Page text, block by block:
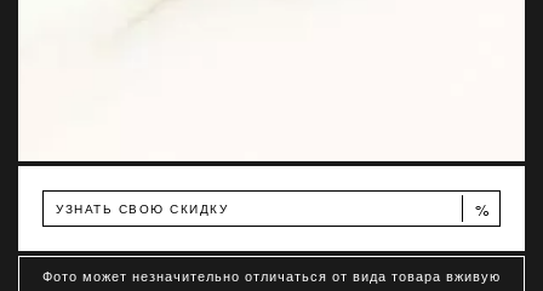
УЗНАТЬ СВОЮ СКИДКУ %
Фото может незначительно отличаться от вида товара вживую